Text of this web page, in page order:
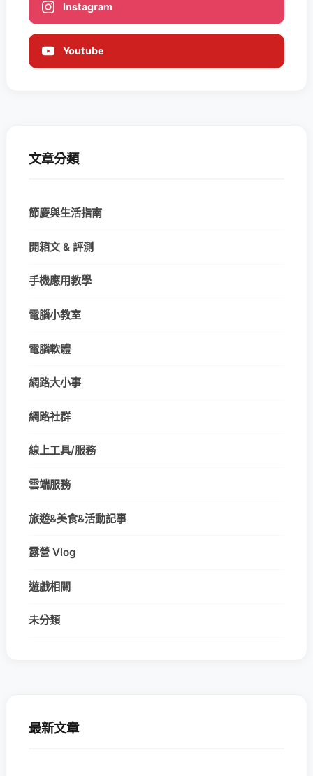
Instagram
Youtube
文章分類
節慶與生活指南
開箱文 & 評測
手機應用教學
電腦小教室
電腦軟體
網路大小事
網路社群
線上工具/服務
雲端服務
旅遊&美食&活動記事
露營 Vlog
遊戲相關
未分類
最新文章